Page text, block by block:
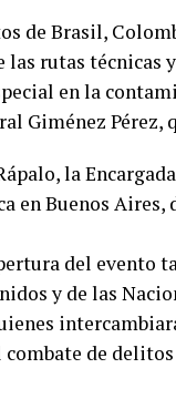
de Brasil,
rutas técnicas
en la
Giménez
la
en Buenos
del evento
y de las
de